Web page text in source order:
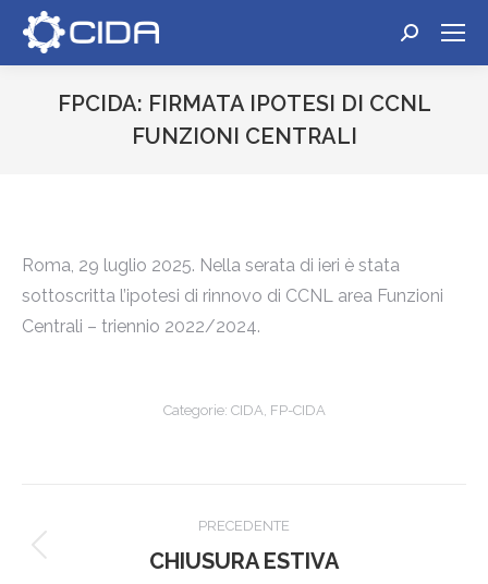
Cerca:
FPCIDA: FIRMATA IPOTESI DI CCNL
FUNZIONI CENTRALI
Roma, 29 luglio 2025. Nella serata di ieri è stata
sottoscritta l’ipotesi di rinnovo di CCNL area Funzioni
Centrali – triennio 2022/2024.
Categorie: CIDA, FP-CIDA
tra
PRECEDENTE
Post
CHIUSURA ESTIVA